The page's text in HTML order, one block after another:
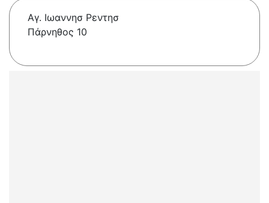
Αγ. Ιωαννησ Ρεντησ
Πάρνηθος 10